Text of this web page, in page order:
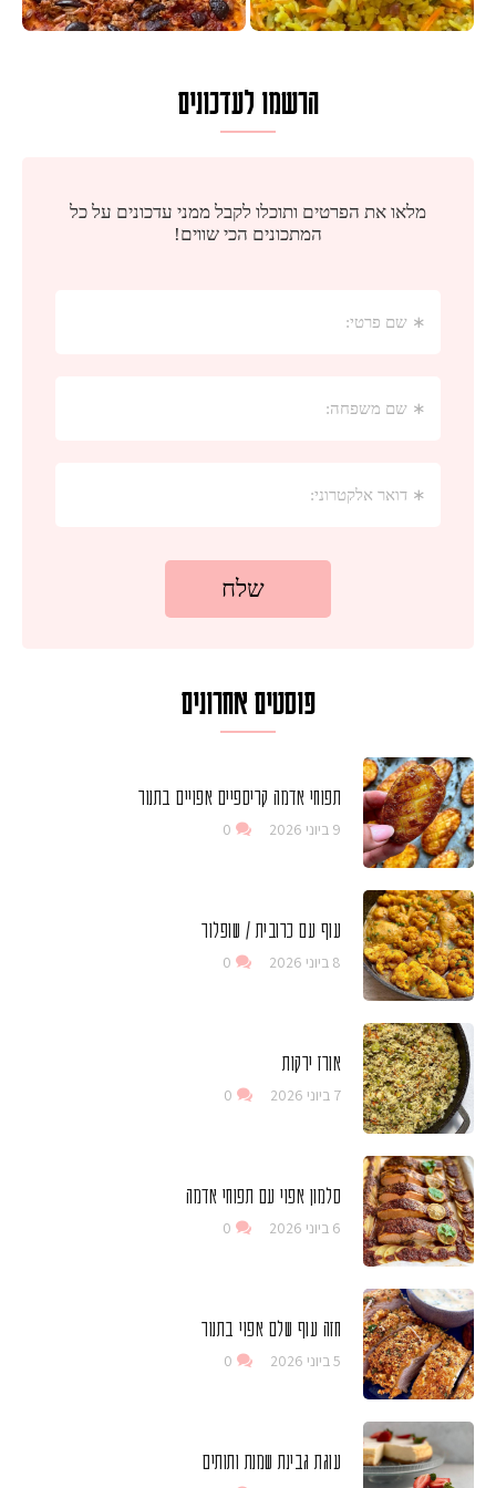
הרשמו לעדכונים
פוסטים אחרונים
תפוחי אדמה קריספיים אפויים בתנור
9 ביוני 2026 0
עוף עם כרובית / שופלור
8 ביוני 2026 0
אורז ירקות
7 ביוני 2026 0
סלמון אפוי עם תפוחי אדמה
6 ביוני 2026 0
חזה עוף שלם אפוי בתנור
5 ביוני 2026 0
עוגת גבינת שמנת ותותים